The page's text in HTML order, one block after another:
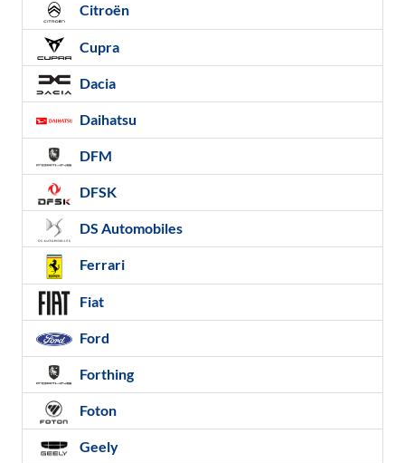
Citroën
Cupra
Dacia
Daihatsu
DFM
DFSK
DS Automobiles
Ferrari
Fiat
Ford
Forthing
Foton
Geely